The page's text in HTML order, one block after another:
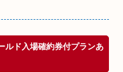
ルド入場確約券付プランあ